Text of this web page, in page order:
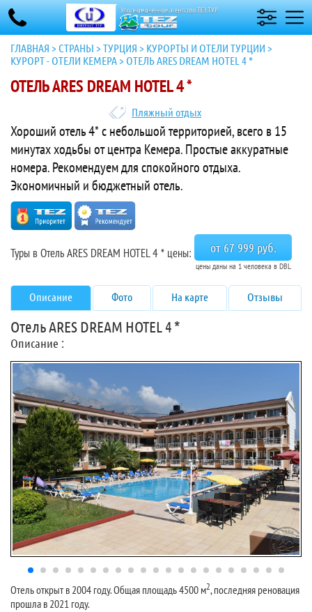
ГЛАВНАЯ >СТРАНЫ >ТУРЦИЯ > КУРОРТЫ И ОТЕЛИ ТУРЦИИ >
КУРОРТ - ОТЕЛИ КЕМЕРА > ОТЕЛЬ ARES DREAM HOTEL 4 *
ОТЕЛЬ ARES DREAM HOTEL 4 *
Пляжный отдых
Хороший отель 4* с небольшой территорией, всего в 15
минутах ходьбы от центра Кемера. Простые аккуратные
номера. Рекомендуем для спокойного отдыха.
Экономичный и бюджетный отель.
Туры в Отель ARES DREAM HOTEL 4 * цены: от 67 999 руб.
цены даны на 1 человека в DBL
Описание Фото На карте Отзывы
Отель ARES DREAM HOTEL 4 *
Описание :
Отель открыт в 2004 году. Общая площадь 4500 м2, последняя реновация
прошла в 2021 году.